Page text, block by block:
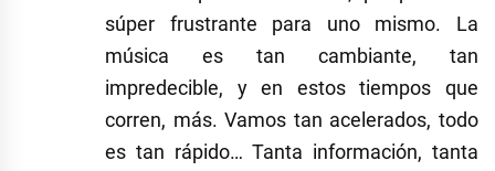
súper frustrante para uno mismo. La
música es tan cambiante, tan
impredecible, y en estos tiempos que
corren, más. Vamos tan acelerados, todo
es tan rápido… Tanta información, tanta